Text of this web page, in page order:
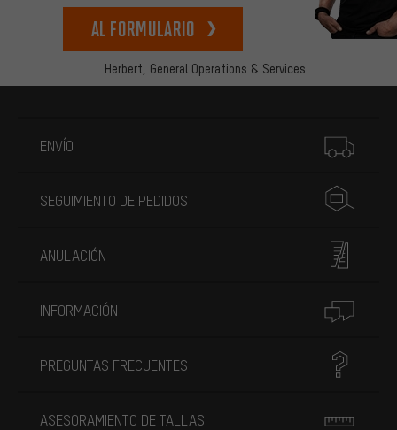
Herbert, General Operations & Services
Al formulario
ENVÍO
SEGUIMIENTO DE PEDIDOS
ANULACIÓN
INFORMACIÓN
PREGUNTAS FRECUENTES
ASESORAMIENTO DE TALLAS